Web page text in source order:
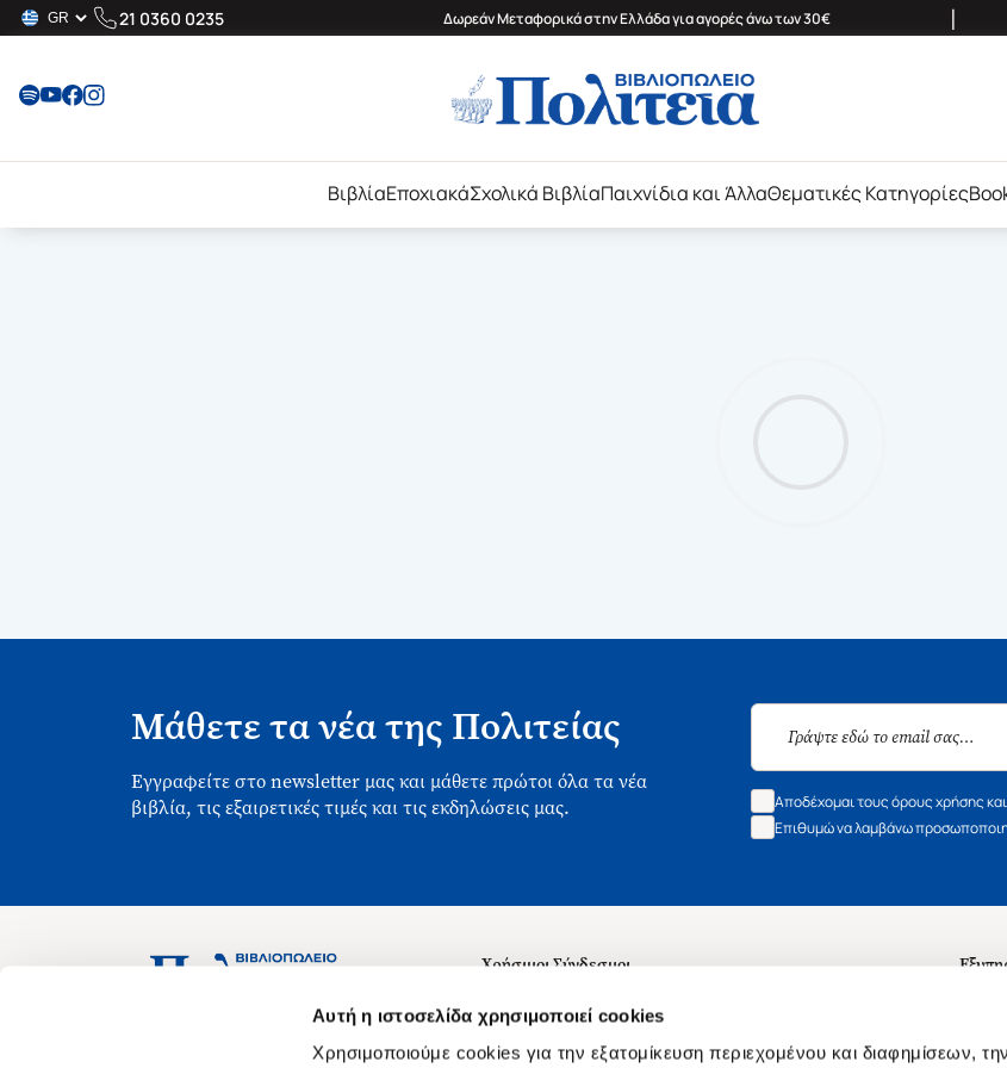
Αυτή η ιστοσελίδα χρησιμοποιεί cookies
Χρησιμοποιούμε cookies για την εξατομίκευση περιεχομένου και διαφημίσεων,
21 0360 0235 Δωρεάν Μεταφορικά στην Ελλάδα για αγορές άνω των 30€ |
ΒιβλίαΕποχιακάΣχολικά ΒιβλίαΠαιχνίδια και ΆλλαΘεματικές Κατηγορίες
Μάθετε τα νέα της Πολιτείας
Εγγραφείτε στο newsletter μας και μάθετε πρώτοι όλα τα νέα
βιβλία, τις εξαιρετικές τιμές και τις εκδηλώσεις μας.
Αποδέχομαι τους όρους χρήσης
Επιθυμώ να λαμβάνω
Ασκληπιού 1-3, Αθήνα 106 79
Χρήσιμοι Σύνδεσμοι
Σχετικά με εμάς
Θέσεις Εργασίας